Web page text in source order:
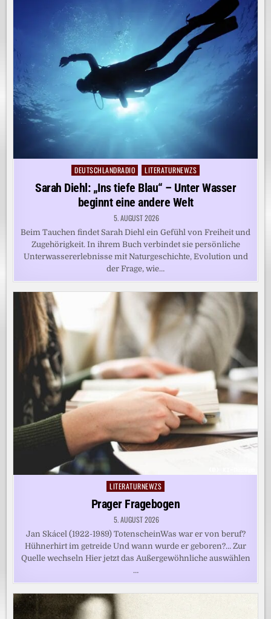
Posted
in
DEUTSCHLANDRADIO LITERATURNEWZS
Sarah Diehl: „Ins tiefe Blau“ – Unter Wasser
beginnt eine andere Welt
5. AUGUST 2026
Beim Tauchen findet Sarah Diehl ein Gefühl von Freiheit und
Zugehörigkeit. In ihrem Buch verbindet sie persönliche
Unterwassererlebnisse mit Naturgeschichte, Evolution und
der Frage, wie…
Posted
LITERATURNEWZS
Prager Fragebogen
5. AUGUST 2026
Jan Skácel (1922-1989) TotenscheinWas war er von beruf?
Hühnerhirt im getreide Und wann wurde er geboren?… Zur
Quelle wechseln Hier jetzt das Außergewöhnliche auswählen
…